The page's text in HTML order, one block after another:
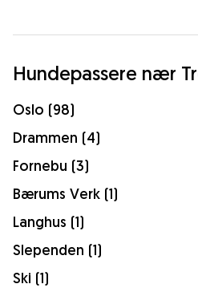
Hundepassere nær
Oslo (98)
Drammen (4)
Fornebu (3)
Bærums Verk (1)
Langhus (1)
Slependen (1)
Ski (1)